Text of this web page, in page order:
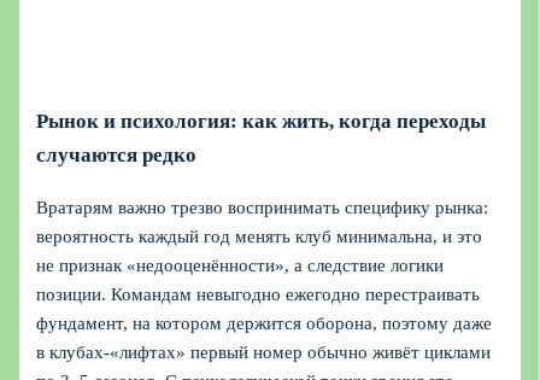
Рынок и психология: как жить, когда переходы
случаются редко
Вратарям важно трезво воспринимать специфику рынка:
вероятность каждый год менять клуб минимальна, и это
не признак «недооценённости», а следствие логики
позиции. Командам невыгодно ежегодно перестраивать
фундамент, на котором держится оборона, поэтому даже
в клубах‑«лифтах» первый номер обычно живёт циклами